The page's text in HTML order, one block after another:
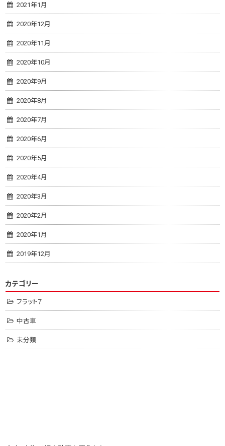
2021年1月
2020年12月
2020年11月
2020年10月
2020年9月
2020年8月
2020年7月
2020年6月
2020年5月
2020年4月
2020年3月
2020年2月
2020年1月
2019年12月
カテゴリー
フラット７
中古車
未分類